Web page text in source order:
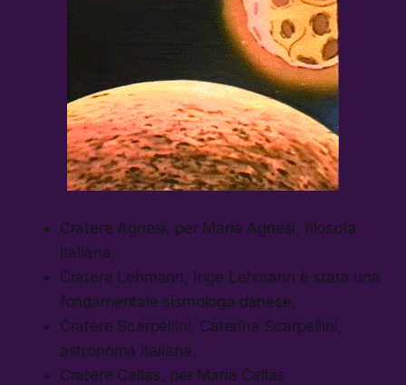
Cratere Agnesi, per Maria Agnesi, filosofa
italiana,
Cratere Lehmann, Inge Lehmann è stata una
fondamentale sismologa danese,
Cratere Scarpellini, Caterina Scarpellini,
astronoma italiana,
Cratere Callas, per Maria Callas